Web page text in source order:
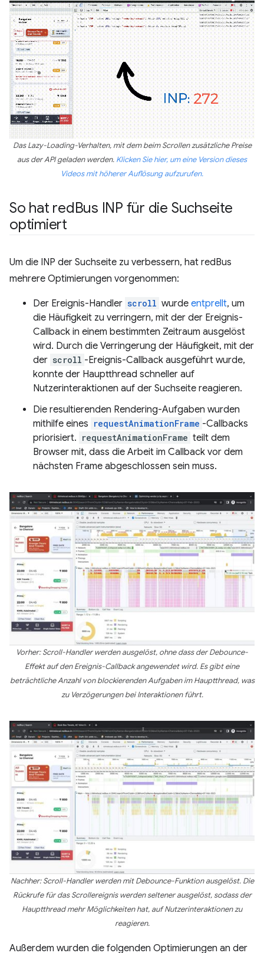
Das Lazy-Loading-Verhalten, mit dem beim Scrollen zusätzliche Preise
aus der API geladen werden. Klicken Sie hier, um eine Version dieses
Videos mit höherer Auflösung aufzurufen.
So hat redBus INP für die Suchseite
optimiert
Um die INP der Suchseite zu verbessern, hat redBus
mehrere Optimierungen vorgenommen:
Der Ereignis-Handler scroll wurde entprellt, um
die Häufigkeit zu verringern, mit der der Ereignis-
Callback in einem bestimmten Zeitraum ausgelöst
wird. Durch die Verringerung der Häufigkeit, mit der
der scroll -Ereignis-Callback ausgeführt wurde,
konnte der Hauptthread schneller auf
Nutzerinteraktionen auf der Suchseite reagieren.
Die resultierenden Rendering-Aufgaben wurden
mithilfe eines requestAnimationFrame -Callbacks
priorisiert. requestAnimationFrame teilt dem
Browser mit, dass die Arbeit im Callback vor dem
nächsten Frame abgeschlossen sein muss.
Vorher: Scroll-Handler werden ausgelöst, ohne dass der Debounce-
Effekt auf den Ereignis-Callback angewendet wird. Es gibt eine
beträchtliche Anzahl von blockierenden Aufgaben im Hauptthread, was
zu Verzögerungen bei Interaktionen führt.
Nachher: Scroll-Handler werden mit Debounce-Funktion ausgelöst. Die
Rückrufe für das Scrollereignis werden seltener ausgelöst, sodass der
Hauptthread mehr Möglichkeiten hat, auf Nutzerinteraktionen zu
reagieren.
Außerdem wurden die folgenden Optimierungen an der